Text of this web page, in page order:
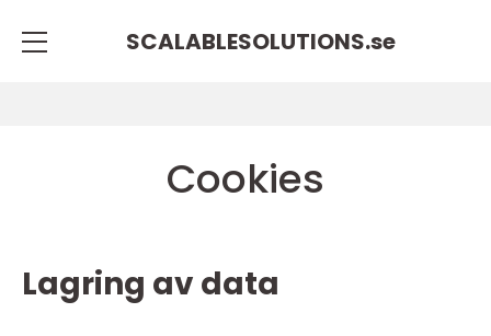
SCALABLESOLUTIONS.se
Cookies
Lagring av data